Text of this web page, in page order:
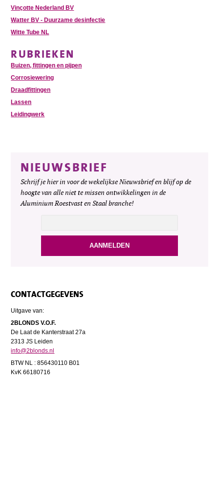
Vinçotte Nederland BV
Watter BV - Duurzame desinfectie
Witte Tube NL
RUBRIEKEN
Buizen, fittingen en pijpen
Corrosiewering
Draadfittingen
Lassen
Leidingwerk
NIEUWSBRIEF
Schrijf je hier in voor de wekelijkse Nieuwsbrief en blijf op de
hoogte van alle niet te missen ontwikkelingen in de
Aluminium Roestvast en Staal branche!
CONTACTGEGEVENS
Uitgave van:
2BLONDS V.O.F.
De Laat de Kanterstraat 27a
2313 JS Leiden
info@2blonds.nl
BTW NL : 856430110 B01
KvK 66180716